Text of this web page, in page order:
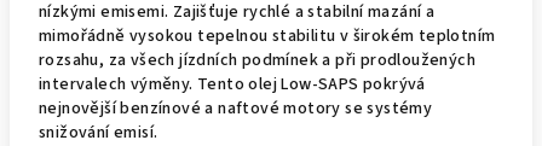
nízkými emisemi. Zajišťuje rychlé a stabilní mazání a
mimořádně vysokou tepelnou stabilitu v širokém teplotním
rozsahu, za všech jízdních podmínek a při prodloužených
intervalech výměny. Tento olej Low-SAPS pokrývá
nejnovější benzínové a naftové motory se systémy
snižování emisí.